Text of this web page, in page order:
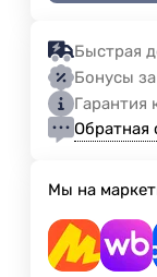
Быстрая
Бонусы
Гарантия
Обратная
Мы на